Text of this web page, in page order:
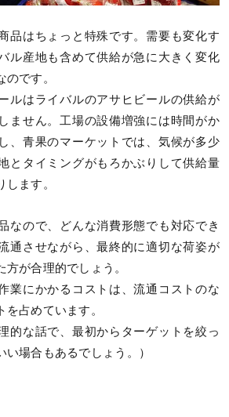
品はちょっと特殊です。需要も変化す
ル産地も含めて供給が急に大きく変化
です。
ルはライバルのアサヒビールの供給が
ません。工場の設備増強には時間がか
、青果のマーケットでは、気候が多少
とタイミングがもろかぶりして供給量
ます。
なので、どんな消費形態でも対応でき
通させながら、最終的に適切な荷姿が
が合理的でしょう。
業にかかるコストは、流通コストのな
占めています。
的な話で、最初からターゲットを絞っ
場合もあるでしょう。）